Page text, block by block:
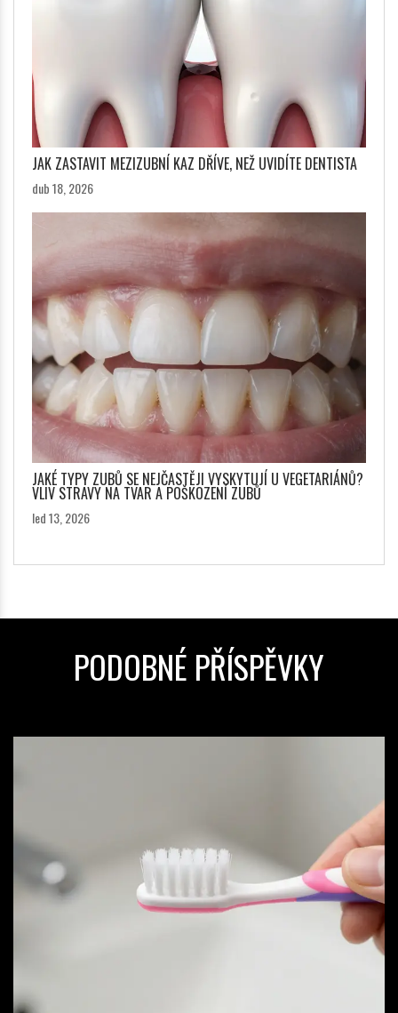
JAK ZASTAVIT MEZIZUBNÍ KAZ DŘÍVE, NEŽ UVIDÍTE DENTISTA
dub 18, 2026
JAKÉ TYPY ZUBŮ SE NEJČASTĚJI VYSKYTUJÍ U VEGETARIÁNŮ?
VLIV STRAVY NA TVAR A POŠKOZENÍ ZUBŮ
led 13, 2026
PODOBNÉ PŘÍSPĚVKY